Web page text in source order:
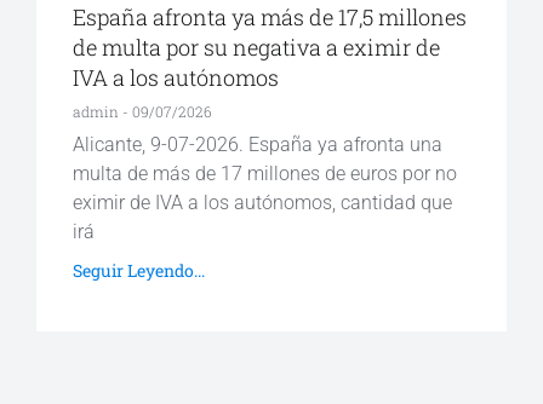
España afronta ya más de 17,5 millones
de multa por su negativa a eximir de
IVA a los autónomos
admin 09/07/2026
Alicante, 9-07-2026. España ya afronta una
multa de más de 17 millones de euros por no
eximir de IVA a los autónomos, cantidad que
irá
Seguir Leyendo...